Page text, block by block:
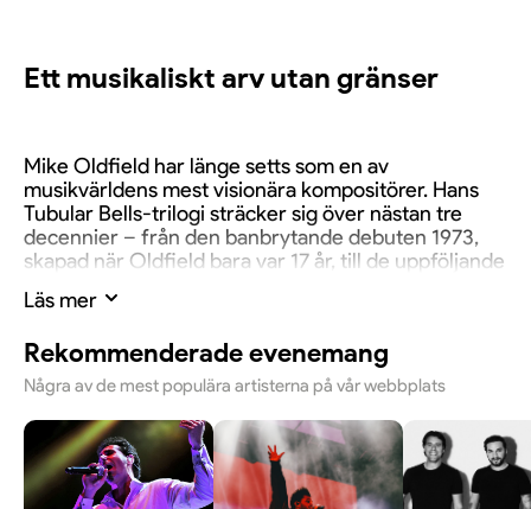
Ett musikaliskt arv utan gränser
Mike Oldfield har länge setts som en av
musikvärldens mest visionära kompositörer. Hans
Tubular Bells-trilogi sträcker sig över nästan tre
decennier – från den banbrytande debuten 1973,
skapad när Oldfield bara var 17 år, till de uppföljande
klassisk musik, folktoner, progressiv rock och
lyckats med.
En kväll fylld av klassiker och mäktig
musik
Läs mer
Rekommenderade evenemang
Några av de mest populära artisterna på vår webbplats